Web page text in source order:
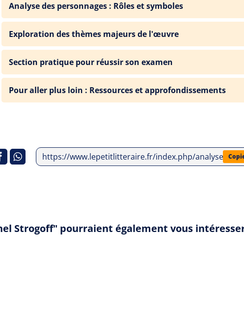
Analyse des personnages : Rôles et symboles
Exploration des thèmes majeurs de l'œuvre
Section pratique pour réussir son examen
Pour aller plus loin : Ressources et approfondissements
https://www.lepetitlitteraire.fr/index.php/analyses-
Strogoff" pourraient également vous